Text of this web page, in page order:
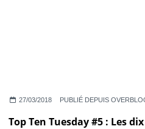
27/03/2018 PUBLIÉ DEPUIS